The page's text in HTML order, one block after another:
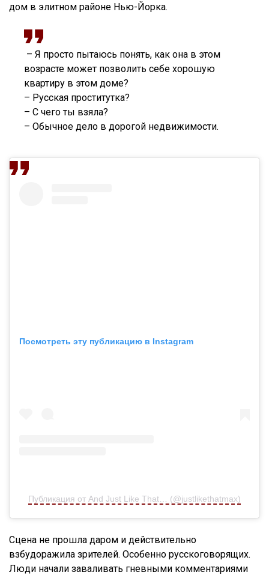
дом в элитном районе Нью-Йорка.
– Я просто пытаюсь понять, как она в этом
возрасте может позволить себе хорошую
квартиру в этом доме?
– Русская проститутка?
– С чего ты взяла?
– Обычное дело в дорогой недвижимости.
Посмотреть эту публикацию в Instagram
Публикация от And Just Like That… (@justlikethatmax)
Сцена не прошла даром и действительно
взбудоражила зрителей. Особенно русскоговорящих.
Люди начали заваливать гневными комментариями